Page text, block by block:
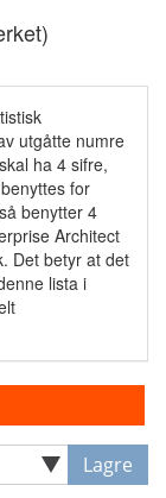
utgåtte numre
ha 4 sifre,
for
benytter 4
Architect
Det betyr at det
lista i
Lagre